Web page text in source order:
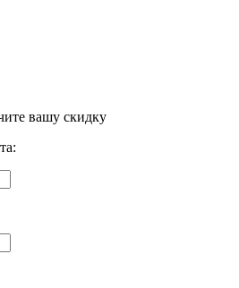
вашу скидку